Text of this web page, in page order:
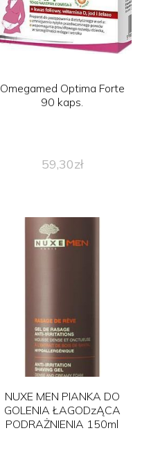
Omegamed Optima Forte
90 kaps.
59,30zł
NUXE MEN PIANKA DO
GOLENIA ŁAGODzĄCA
PODRAŻNIENIA 150ml